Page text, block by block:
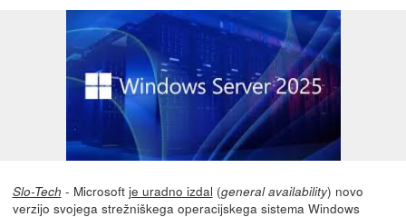
Slo-Tech - Microsoft je uradno izdal (general availability) novo
verzijo svojega strežniškega operacijskega sistema Windows